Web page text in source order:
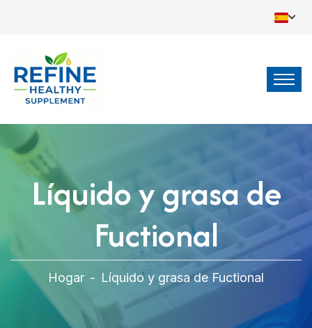
Líquido y grasa de
Fuctional
Hogar - Líquido y grasa de Fuctional